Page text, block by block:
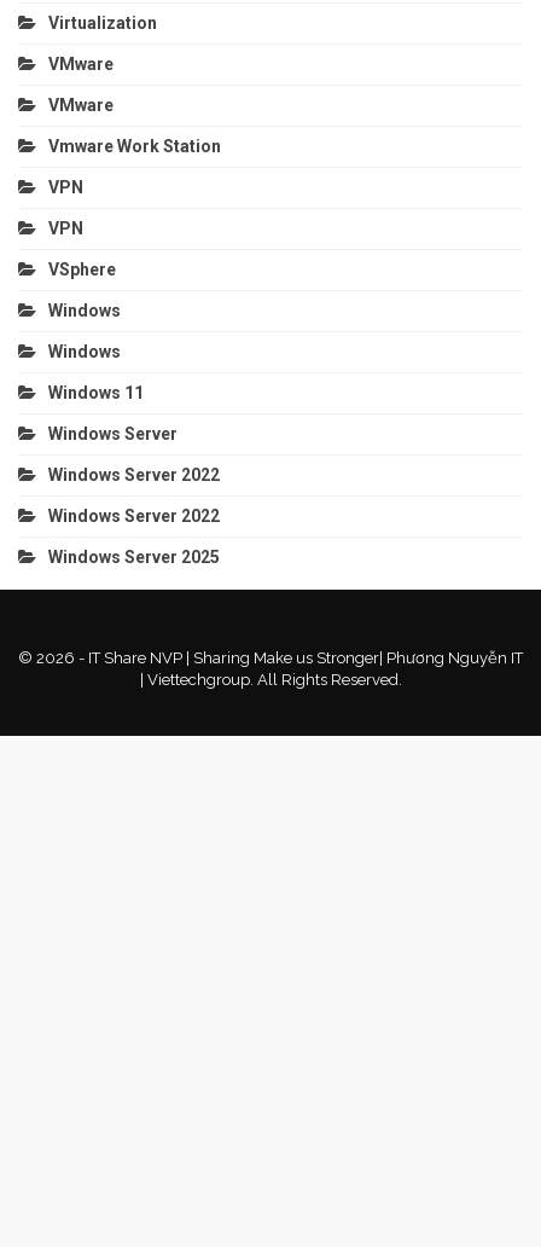
Virtualization
VMware
VMware
Vmware Work Station
VPN
VPN
VSphere
Windows
Windows
Windows 11
Windows Server
Windows Server 2022
Windows Server 2022
Windows Server 2025
© 2026 - IT Share NVP | Sharing Make us Stronger| Phương Nguyễn IT
| Viettechgroup. All Rights Reserved.